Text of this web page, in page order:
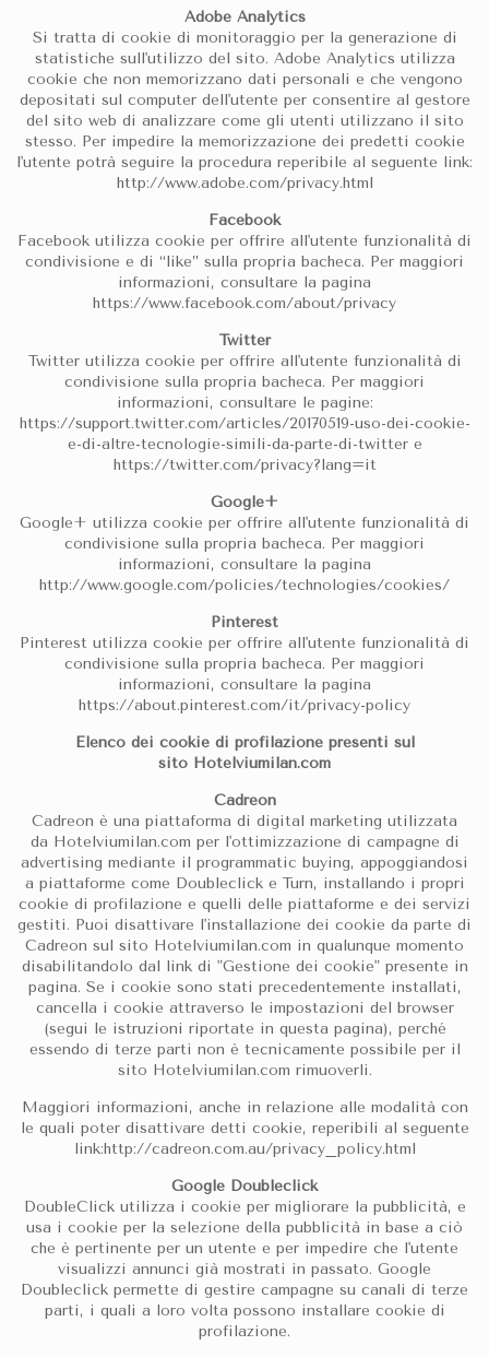
Adobe Analytics
Si tratta di cookie di monitoraggio per la generazione di
statistiche sull'utilizzo del sito. Adobe Analytics utilizza
cookie che non memorizzano dati personali e che vengono
depositati sul computer dell'utente per consentire al gestore
del sito web di analizzare come gli utenti utilizzano il sito
stesso. Per impedire la memorizzazione dei predetti cookie
l'utente potrà seguire la procedura reperibile al seguente link:
http://www.adobe.com/privacy.html
Facebook
Facebook utilizza cookie per offrire all'utente funzionalità di
condivisione e di “like” sulla propria bacheca. Per maggiori
informazioni, consultare la pagina
https://www.facebook.com/about/privacy
Twitter
Twitter utilizza cookie per offrire all'utente funzionalità di
condivisione sulla propria bacheca. Per maggiori
informazioni, consultare le pagine:
https://support.twitter.com/articles/20170519-uso-dei-cookie-
e-di-altre-tecnologie-simili-da-parte-di-twitter e
https://twitter.com/privacy?lang=it
Google+
Google+ utilizza cookie per offrire all'utente funzionalità di
condivisione sulla propria bacheca. Per maggiori
informazioni, consultare la pagina
http://www.google.com/policies/technologies/cookies/
Pinterest
Pinterest utilizza cookie per offrire all'utente funzionalità di
condivisione sulla propria bacheca. Per maggiori
informazioni, consultare la pagina
https://about.pinterest.com/it/privacy-policy
Elenco dei cookie di profilazione presenti sul
sito Hotelviumilan.com
Cadreon
Cadreon è una piattaforma di digital marketing utilizzata
da Hotelviumilan.com per l'ottimizzazione di campagne di
advertising mediante il programmatic buying, appoggiandosi
a piattaforme come Doubleclick e Turn, installando i propri
cookie di profilazione e quelli delle piattaforme e dei servizi
gestiti. Puoi disattivare l'installazione dei cookie da parte di
Cadreon sul sito Hotelviumilan.com in qualunque momento
disabilitandolo dal link di "Gestione dei cookie" presente in
pagina. Se i cookie sono stati precedentemente installati,
cancella i cookie attraverso le impostazioni del browser
(segui le istruzioni riportate in questa pagina), perché
essendo di terze parti non è tecnicamente possibile per il
sito Hotelviumilan.com rimuoverli.
Maggiori informazioni, anche in relazione alle modalità con
le quali poter disattivare detti cookie, reperibili al seguente
link:http://cadreon.com.au/privacy_policy.html
Google Doubleclick
DoubleClick utilizza i cookie per migliorare la pubblicità, e
usa i cookie per la selezione della pubblicità in base a ciò
che è pertinente per un utente e per impedire che l'utente
visualizzi annunci già mostrati in passato. Google
Doubleclick permette di gestire campagne su canali di terze
parti, i quali a loro volta possono installare cookie di
profilazione.